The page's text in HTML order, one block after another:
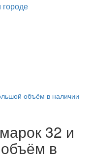
объём в наличии
32 и
в